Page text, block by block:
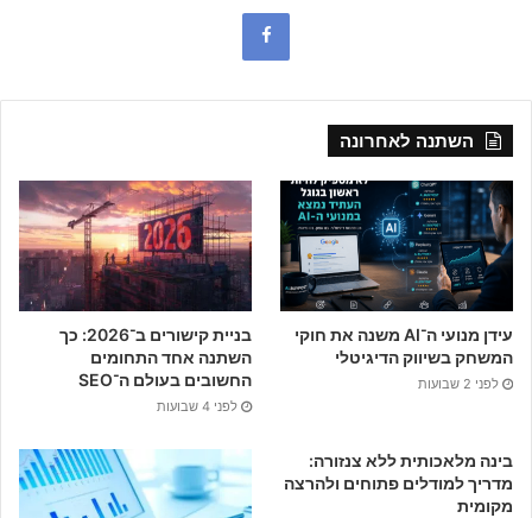
b
o
o
k
השתנה לאחרונה
עידן מנועי ה־AI משנה את חוקי
המשחק בשיווק הדיגיטלי
לפני 2 שבועות
בניית קישורים ב־2026: כך
השתנה אחד התחומים
החשובים בעולם ה־SEO
לפני 4 שבועות
בינה מלאכותית ללא צנזורה:
מדריך למודלים פתוחים ולהרצה
מקומית